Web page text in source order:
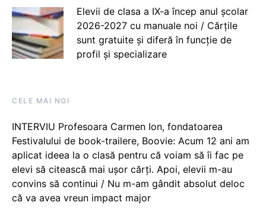
Elevii de clasa a IX-a încep anul școlar
2026-2027 cu manuale noi / Cărțile
sunt gratuite și diferă în funcție de
profil și specializare
CELE MAI NOI
INTERVIU Profesoara Carmen Ion, fondatoarea
Festivalului de book-trailere, Boovie: Acum 12 ani am
aplicat ideea la o clasă pentru că voiam să îi fac pe
elevi să citească mai ușor cărți. Apoi, elevii m-au
convins să continui / Nu m-am gândit absolut deloc
că va avea vreun impact major